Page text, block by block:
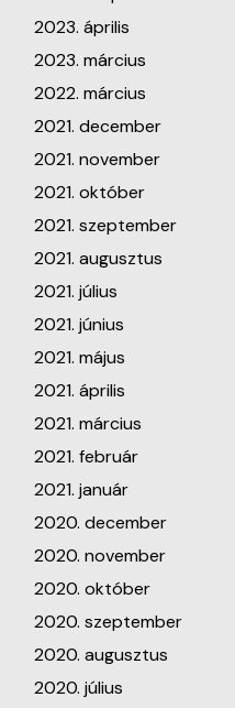
2023. április
2023. március
2022. március
2021. december
2021. november
2021. október
2021. szeptember
2021. augusztus
2021. július
2021. június
2021. május
2021. április
2021. március
2021. február
2021. január
2020. december
2020. november
2020. október
2020. szeptember
2020. augusztus
2020. július